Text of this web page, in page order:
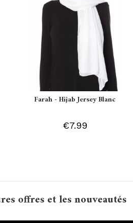
Farah - Hijab Jersey Blanc
€7.99
offres et les nouveautés